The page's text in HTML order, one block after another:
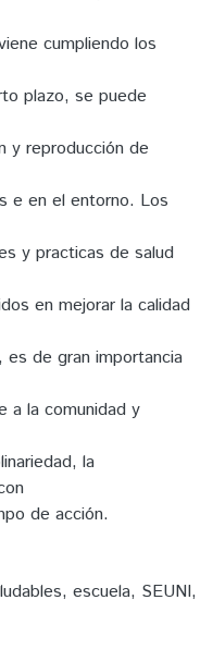
cumpliendo los
plazo, se puede
y reproducción de
e en el entorno. Los
y practicas de salud
en mejorar la calidad
es de gran importancia
a la comunidad y
la
de acción.
, escuela, SEUNI,